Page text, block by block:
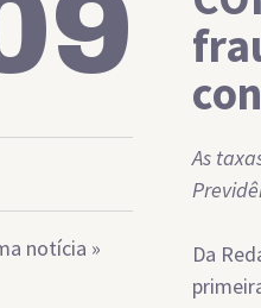
notícia »
As
Da